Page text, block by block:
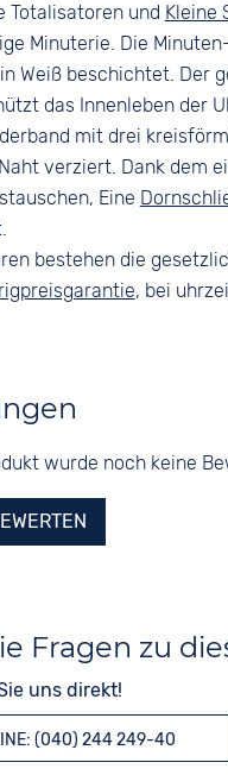
Totalisatoren und Kleine
Minuterie. Die
Weiß beschichtet. Der
das Innenleben der
mit drei
verziert. Dank dem
Eine
bestehen die
, bei
wurde noch keine
Fragen zu
uns direkt!
(040) 244 249-40